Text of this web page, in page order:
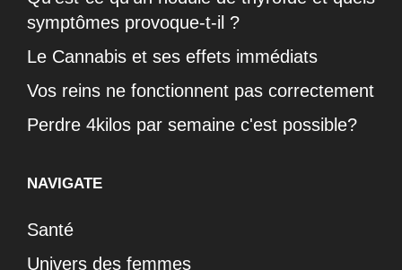
symptômes provoque-t-il ?
Le Cannabis et ses effets immédiats
Vos reins ne fonctionnent pas correctement
Perdre 4kilos par semaine c'est possible?
NAVIGATE
Santé
Univers des femmes